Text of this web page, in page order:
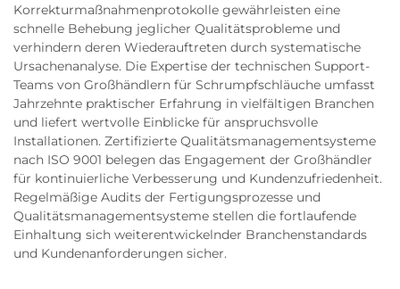
Korrekturmaßnahmenprotokolle gewährleisten eine
schnelle Behebung jeglicher Qualitätsprobleme und
verhindern deren Wiederauftreten durch systematische
Ursachenanalyse. Die Expertise der technischen Support-
Teams von Großhändlern für Schrumpfschläuche umfasst
Jahrzehnte praktischer Erfahrung in vielfältigen Branchen
und liefert wertvolle Einblicke für anspruchsvolle
Installationen. Zertifizierte Qualitätsmanagementsysteme
nach ISO 9001 belegen das Engagement der Großhändler
für kontinuierliche Verbesserung und Kundenzufriedenheit.
Regelmäßige Audits der Fertigungsprozesse und
Qualitätsmanagementsysteme stellen die fortlaufende
Einhaltung sich weiterentwickelnder Branchenstandards
und Kundenanforderungen sicher.